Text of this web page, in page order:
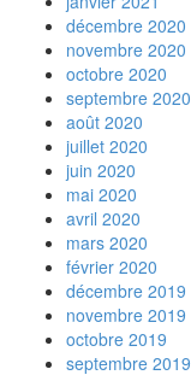
décembre 2020
novembre 2020
octobre 2020
septembre 2020
août 2020
juillet 2020
juin 2020
mai 2020
avril 2020
mars 2020
février 2020
décembre 2019
novembre 2019
octobre 2019
septembre 2019